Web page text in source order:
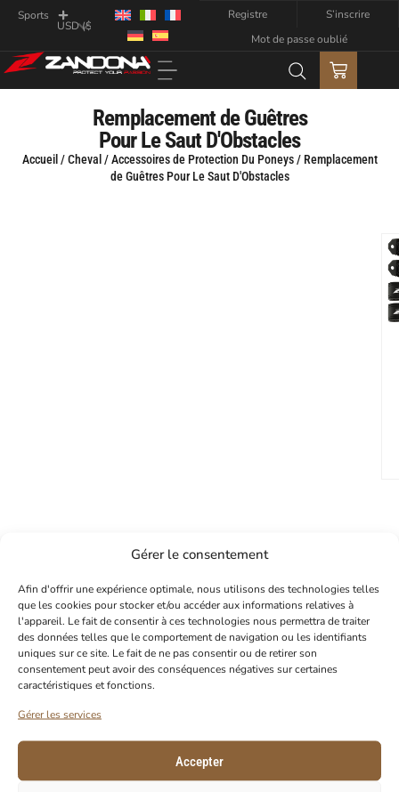
Gérer le consentement
Afin d'offrir une expérience optimale, nous utilisons des technologies telles
que les cookies pour stocker et/ou accéder aux informations relatives à
l'appareil. Le fait de consentir à ces technologies nous permettra de traiter
des données telles que le comportement de navigation ou les identifiants
uniques sur ce site. Le fait de ne pas consentir ou de retirer son
consentement peut avoir des conséquences négatives sur certaines
caractéristiques et fonctions.
Gérer les services
Accepter
Sports Registre
S’inscrire
Mot de passe oublié
Remplacement de Guêtres
Pour Le Saut D'Obstacles
Accueil /Cheval /Accessoires de Protection Du Poneys/ Remplacement
de Guêtres Pour Le Saut D'Obstacles
PROFITEZ DE -10% SUR VOTRE
PREMIÈRE COMMANDE
Abonnez-vous à notre newsletter pour
recevoir votre code de réduction.